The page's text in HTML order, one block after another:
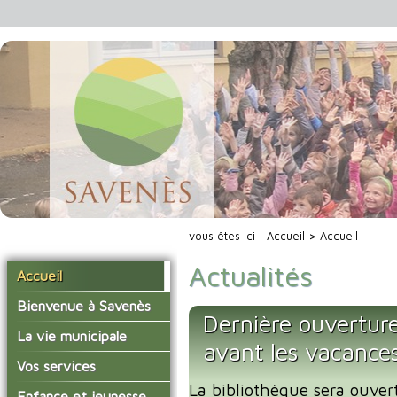
Accueil
Bienvenue à Savenès
Situer Savenès
Savenès en chiffre
L'histoire du village
La vie municipale
Vos élus
Les compte-rendus du
Vos services
La mairie
vous êtes ici : Accueil > Accueil
Actualités
Dernière
avant les
La bibliothèque sera